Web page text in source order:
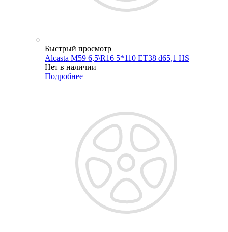
Быстрый просмотр
Alcasta M59 6,5\R16 5*110 ET38 d65,1 HS
Нет в наличии
Подробнее